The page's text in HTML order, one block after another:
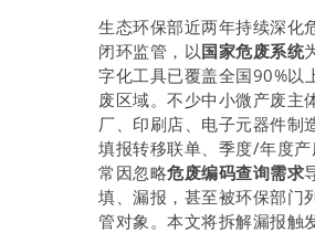
生态环保部近两年持续深化
闭环监管，以国家危废系统
字化工具已覆盖全国90%以
废区域。不少中小微产废主
厂、印刷店、电子元器件制
填报转移联单、季度/年度产
常因忽略危废编码查询需求
填、漏报，甚至被环保部门
管对象。本文将拆解漏报触